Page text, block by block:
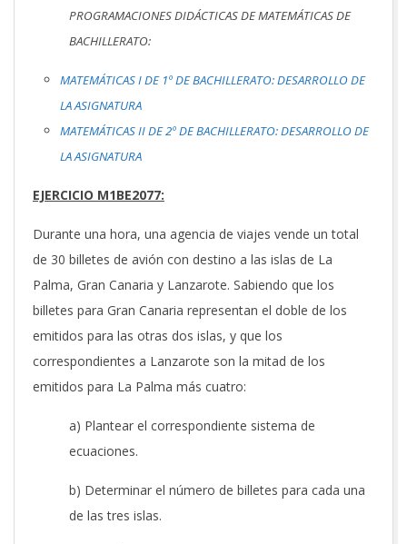
PROGRAMACIONES DIDÁCTICAS DE MATEMÁTICAS DE
BACHILLERATO:
MATEMÁTICAS I DE 1º DE BACHILLERATO: DESARROLLO DE
LA ASIGNATURA
MATEMÁTICAS II DE 2º DE BACHILLERATO: DESARROLLO DE
LA ASIGNATURA
EJERCICIO M1BE2077:
Durante una hora, una agencia de viajes vende un total
de 30 billetes de avión con destino a las islas de La
Palma, Gran Canaria y Lanzarote. Sabiendo que los
billetes para Gran Canaria representan el doble de los
emitidos para las otras dos islas, y que los
correspondientes a Lanzarote son la mitad de los
emitidos para La Palma más cuatro:
a) Plantear el correspondiente sistema de
ecuaciones.
b) Determinar el número de billetes para cada una
de las tres islas.